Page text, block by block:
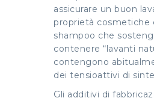
assicurare un buon
proprietà cosmetiche
shampoo che
contenere “lavanti
contengono
dei tensioattivi di
Gli additivi di